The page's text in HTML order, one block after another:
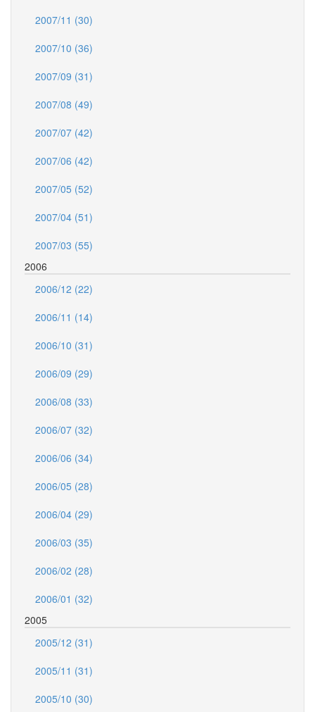
2007/11 (30)
2007/10 (36)
2007/09 (31)
2007/08 (49)
2007/07 (42)
2007/06 (42)
2007/05 (52)
2007/04 (51)
2007/03 (55)
2006
2006/12 (22)
2006/11 (14)
2006/10 (31)
2006/09 (29)
2006/08 (33)
2006/07 (32)
2006/06 (34)
2006/05 (28)
2006/04 (29)
2006/03 (35)
2006/02 (28)
2006/01 (32)
2005
2005/12 (31)
2005/11 (31)
2005/10 (30)